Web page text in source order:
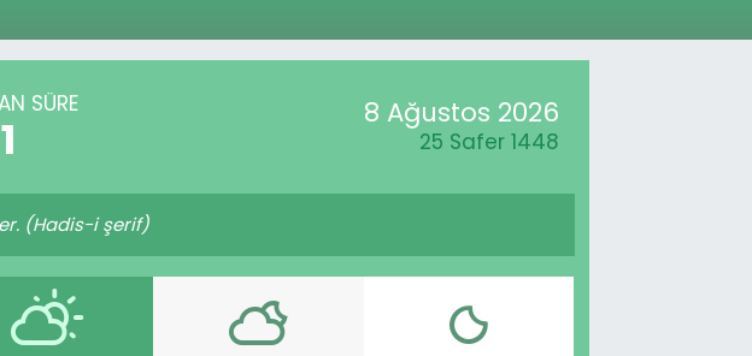
SÜRE 8 Ağustos 2026
25 Safer 1448
(Hadis-i şerif)